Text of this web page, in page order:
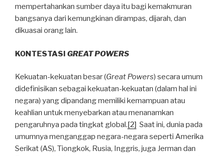
mempertahankan sumber daya itu bagi kemakmuran
bangsanya dari kemungkinan dirampas, dijarah, dan
dikuasai orang lain.
KONTESTASI GREAT POWERS
Kekuatan-kekuatan besar (Great Powers) secara umum
didefinisikan sebagai kekuatan-kekuatan (dalam hal ini
negara) yang dipandang memiliki kemampuan atau
keahlian untuk menyebarkan atau menanamkan
pengaruhnya pada tingkat global.[2] Saat ini, dunia pada
umumnya menganggap negara-negara seperti Amerika
Serikat (AS), Tiongkok, Rusia, Inggris, juga Jerman dan